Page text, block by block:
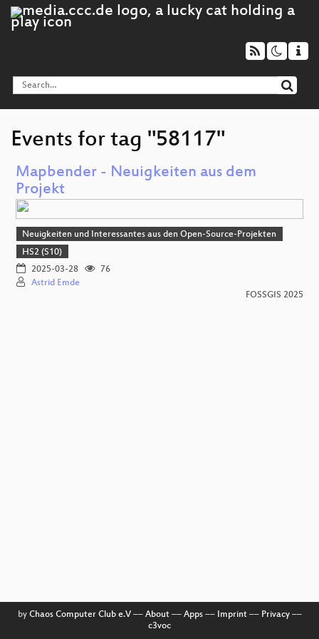
Events for tag "58117"
Mapbender - Neuigkeiten aus dem
Projekt
Neuigkeiten und Interessantes aus den Open-Source-Projekten
HS2 (S10)
2025-03-28
76
Astrid Emde
FOSSGIS 2025
by Chaos Computer Club e.V–– About–– Apps–– Imprint–– Privacy––
c3voc